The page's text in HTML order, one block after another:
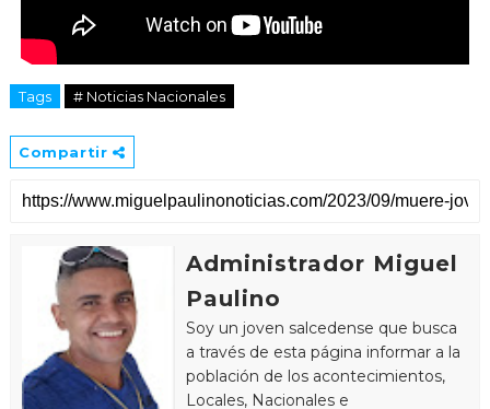
Tags # Noticias Nacionales
Compartir
Administrador Miguel
Paulino
Soy un joven salcedense que busca
a través de esta página informar a la
población de los acontecimientos,
Locales, Nacionales e